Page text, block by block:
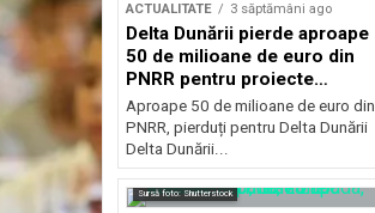
ACTUALITATE 3 săptămâni ago
Delta Dunării pierde aproape
50 de milioane de euro din
PNRR pentru proiecte
esențiale
Aproape 50 de milioane de euro din
PNRR, pierduți pentru Delta Dunării
Delta Dunării...
Sursă foto: Shutterstock